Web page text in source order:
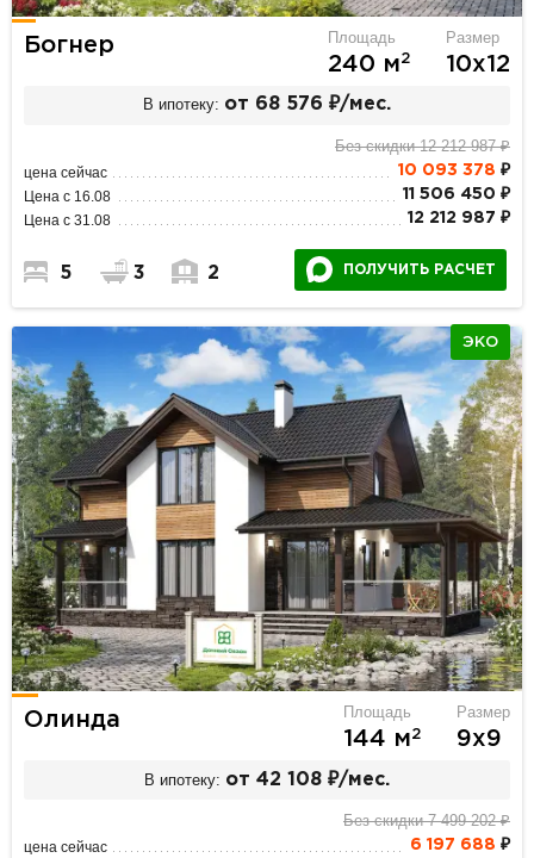
Богнер Площадь
240 м2
Размер
10х12
В ипотеку: от 68 576 ₽/мес.
Без скидки 12 212 987 ₽
цена сейчас 10 093 378 ₽
Цена с 16.08 11 506 450 ₽
Цена с 31.08 12 212 987 ₽
5 3 2 ПОЛУЧИТЬ РАСЧЕТ
ЭКО
Олинда Площадь
144 м2
Размер
9х9
В ипотеку: от 42 108 ₽/мес.
Без скидки 7 499 202 ₽
цена сейчас 6 197 688 ₽